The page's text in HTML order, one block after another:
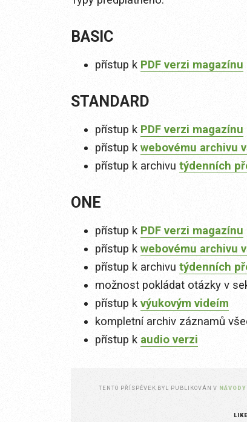
BASIC
přístup k PDF verzi magazínu
STANDARD
přístup k PDF verzi magazínu
přístup k webovému archivu
přístup k archivu týdenních
ONE
přístup k PDF verzi magazínu
přístup k webovému archivu
přístup k archivu týdenních
možnost pokládat otázky v
přístup k výukovým videím
kompletní archiv záznamů
přístup k audio verzi
TENTO PŘÍSPĚVEK BYL PUBLIKOVÁN V NÁVODY